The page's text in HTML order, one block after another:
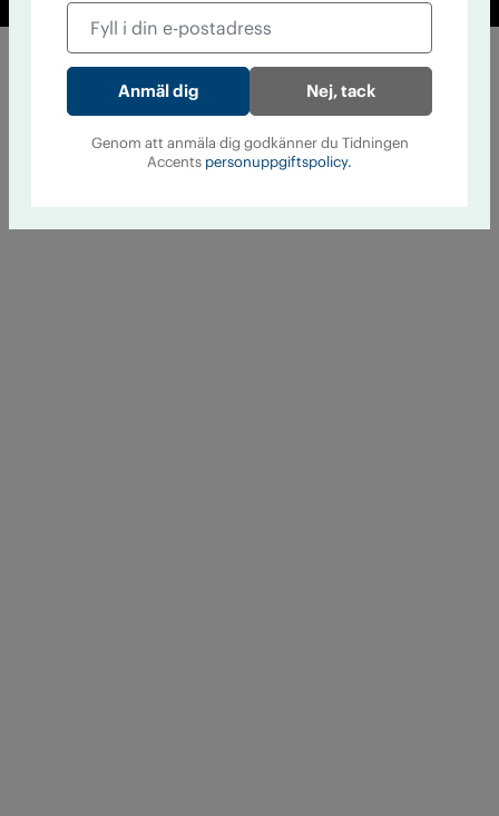
Nej, tack
Genom att anmäla dig godkänner du Tidningen
Accents personuppgiftspolicy.